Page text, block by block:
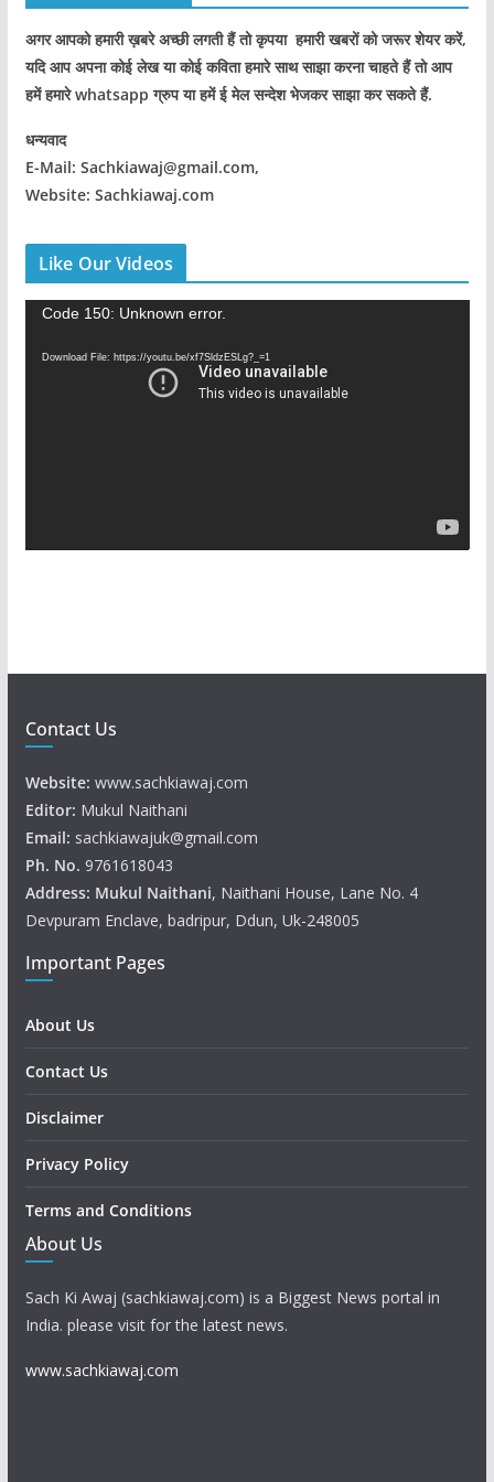
अगर आपको हमारी ख़बरे अच्छी लगती हैं तो कृपया हमारी खबरों को जरूर शेयर करें,
यदि आप अपना कोई लेख या कोई कविता हमारे साथ साझा करना चाहते हैं तो आप
हमें हमारे whatsapp ग्रुप या हमें ई मेल सन्देश भेजकर साझा कर सकते हैं.
धन्यवाद
E-Mail: Sachkiawaj@gmail.com,
Website: Sachkiawaj.com
Like Our Videos
Code 150: Unknown error.
Download File: https://youtu.be/xf7SldzESLg?_=1
Contact Us
Website: www.sachkiawaj.com
Editor: Mukul Naithani
Email: sachkiawajuk@gmail.com
Ph. No. 9761618043
Address: Mukul Naithani, Naithani House, Lane No. 4
Devpuram Enclave, badripur, Ddun, Uk-248005
Important Pages
About Us
Contact Us
Disclaimer
Privacy Policy
Terms and Conditions
About Us
Sach Ki Awaj (sachkiawaj.com) is a Biggest News portal in
India. please visit for the latest news.
www.sachkiawaj.com